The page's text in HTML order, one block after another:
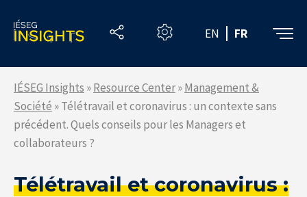
EN FR
the
content
IÉSEG Insights »Resource Center»Management &
Société »Télétravail et coronavirus : un contexte sans
précédent. Quels conseils pour les Managers et
collaborateurs ?
Télétravail et coronavirus :